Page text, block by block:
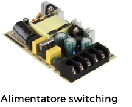
Alimentatore switching